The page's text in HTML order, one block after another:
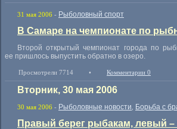
31 мая 2006 - Рыболовный спорт
В Самаре на чемпионате по
Второй открытый чемпионат города по
ее пришлось выпустить обратно в озеро.
Просмотрели 7714 • Комментарии 0
Вторник, 30 мая 2006
30 мая 2006 - Рыболовные новости Борьба с
Правый берег рыбакам, левый –